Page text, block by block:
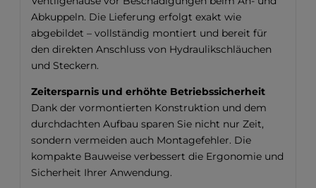
Abkuppeln. Die Lieferung erfolgt exakt wie
abgebildet – vollständig montiert und bereit für
den direkten Anschluss von Hydraulikschläuchen
und Steckern.
Zeitersparnis und erhöhte Betriebssicherheit
Dank der vormontierten Konstruktion und dem
durchdachten Aufbau sparen Sie nicht nur Zeit,
sondern vermeiden auch Montagefehler. Die
kompakte Bauweise verbessert die Ergonomie und
Sicherheit Ihrer Anwendung.